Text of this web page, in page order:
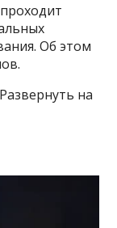
Об этом
на